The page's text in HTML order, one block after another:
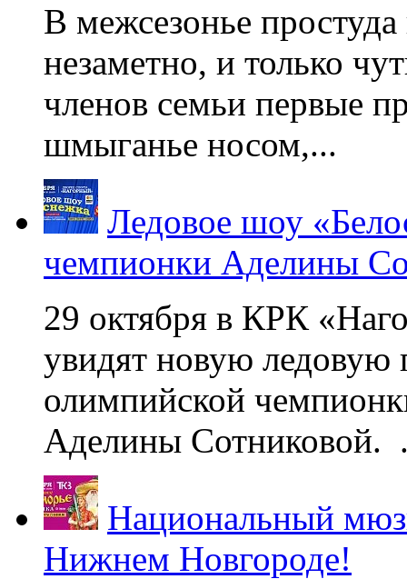
В межсезонье
незаметно, и только
членов семьи первые
шмыганье носом,...
Ледовое шоу
чемпионки Аделины
29 октября в КРК
увидят новую ледовую
олимпийской
Аделины Сотниковой.
Национальный
Нижнем Новгороде!